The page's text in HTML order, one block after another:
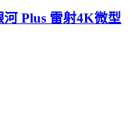
Plus 雷射4K微型